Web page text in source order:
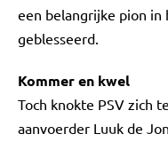
een belangrijke pion in
geblesseerd.
Kommer en kwel
Toch knokte PSV zich
aanvoerder Luuk de